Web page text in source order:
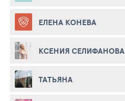
ЕЛЕНА КОНЕВА
КСЕНИЯ СЕЛИФАНОВА
ТАТЬЯНА